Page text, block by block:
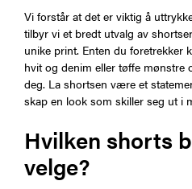
Vi forstår at det er viktig å
tilbyr vi et bredt utvalg av
unike print. Enten du foretrekker
hvit og denim eller tøffe mønstre
deg. La shortsen være et
skap en look som skiller seg ut i
Hvilken shorts
velge?